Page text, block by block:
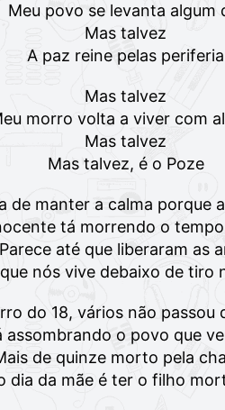
Meu povo se levanta algum
Mas talvez
A paz reine pelas periferia
Mas talvez
morro volta a viver com
Mas talvez
Mas talvez, é o Poze
de manter a calma porque
tá morrendo o
Parece até que liberaram as
nós vive debaixo de tiro
do 18, vários não passou
assombrando o povo que
de quinze morto pela
dia da mãe é ter o filho